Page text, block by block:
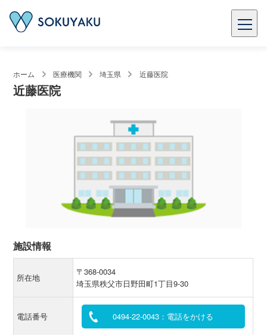
ホーム 医療機関 埼玉県 近藤医院
近藤医院
施設情報
所在地
〒368-0034
埼玉県秩父市日野田町1丁目9-30
電話番号 0494-22-0043：電話をかける